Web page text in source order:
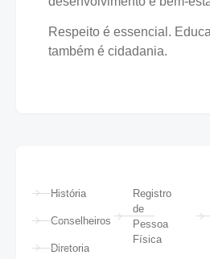
Respeito é essencial.
também é cidadania.
História
Conselheiros
Diretoria
Registro
de
Pessoa
Física